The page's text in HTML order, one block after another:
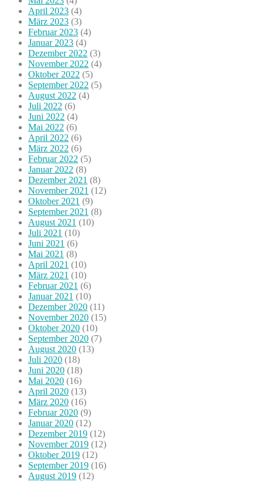
April 2023 (4)
März 2023 (3)
Februar 2023 (4)
Januar 2023 (4)
Dezember 2022 (3)
November 2022 (4)
Oktober 2022 (5)
September 2022 (5)
August 2022 (4)
Juli 2022 (6)
Juni 2022 (4)
Mai 2022 (6)
April 2022 (6)
März 2022 (6)
Februar 2022 (5)
Januar 2022 (8)
Dezember 2021 (8)
November 2021 (12)
Oktober 2021 (9)
September 2021 (8)
August 2021 (10)
Juli 2021 (10)
Juni 2021 (6)
Mai 2021 (8)
April 2021 (10)
März 2021 (10)
Februar 2021 (6)
Januar 2021 (10)
Dezember 2020 (11)
November 2020 (15)
Oktober 2020 (10)
September 2020 (7)
August 2020 (13)
Juli 2020 (18)
Juni 2020 (18)
Mai 2020 (16)
April 2020 (13)
März 2020 (16)
Februar 2020 (9)
Januar 2020 (12)
Dezember 2019 (12)
November 2019 (12)
Oktober 2019 (12)
September 2019 (16)
August 2019 (12)